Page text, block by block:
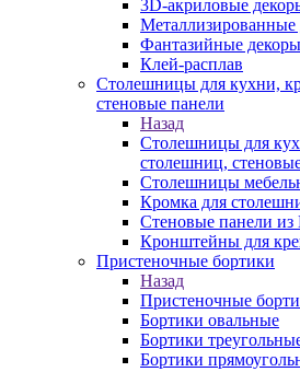
3D-акриловые
Металлизированные
Фантазийные декоры
Клей-расплав
Столешницы для кухни,
стеновые панели
Назад
Столешницы для
столешниц,
Столешницы
Кромка для
Стеновые панели
Кронштейны для
Пристеночные бортики
Назад
Пристеночные
Бортики овальные
Бортики
Бортики